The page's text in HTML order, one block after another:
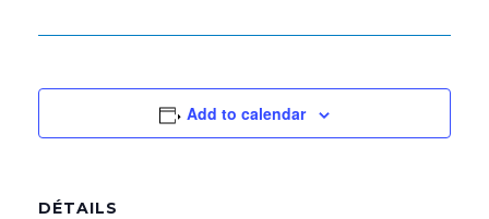
Add to calendar
DÉTAILS